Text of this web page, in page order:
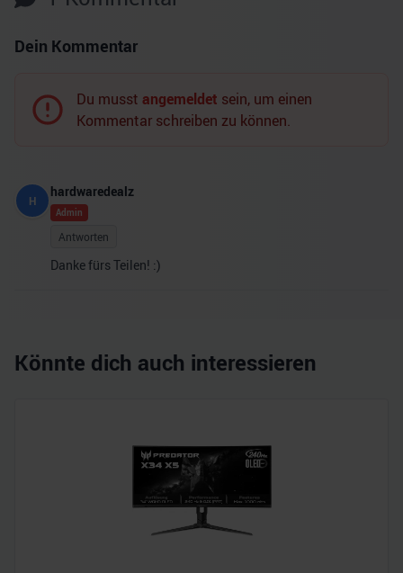
Dein Kommentar
Du musst angemeldet sein, um einen
Kommentar schreiben zu können.
H
hardwaredealz
Admin
Antworten
Danke fürs Teilen! :)
Könnte dich auch interessieren